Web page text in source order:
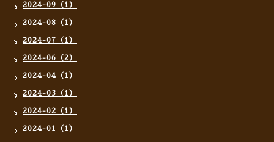
2024-09（1）
2024-08（1）
2024-07（1）
2024-06（2）
2024-04（1）
2024-03（1）
2024-02（1）
2024-01（1）